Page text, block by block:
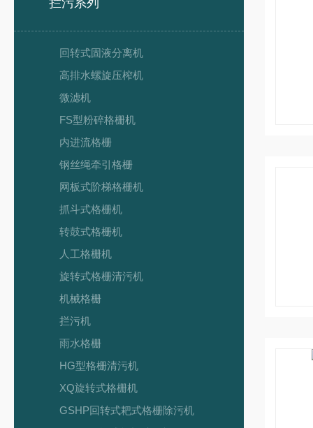
拦污系列
回转式固液分离机
高排水螺旋压榨机
微滤机
FS型粉碎格栅机
内进流格栅
钢丝绳牵引格栅
网板式阶梯格栅机
抓斗式格栅机
转鼓式格栅机
人工格栅机
旋转式格栅清污机
机械格栅
拦污机
雨水格栅
HG型格栅清污机
XQ旋转式格栅机
GSHP回转式耙式格栅除污机